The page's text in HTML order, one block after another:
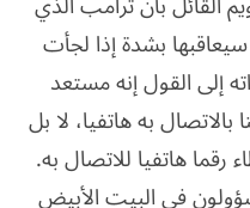
سيعاقبها بشدة إذا لجأت
إلى القول إنه مستعد
به هاتفيا، لا بل
رقما هاتفيا للاتصال به.
في البيت الأبيض